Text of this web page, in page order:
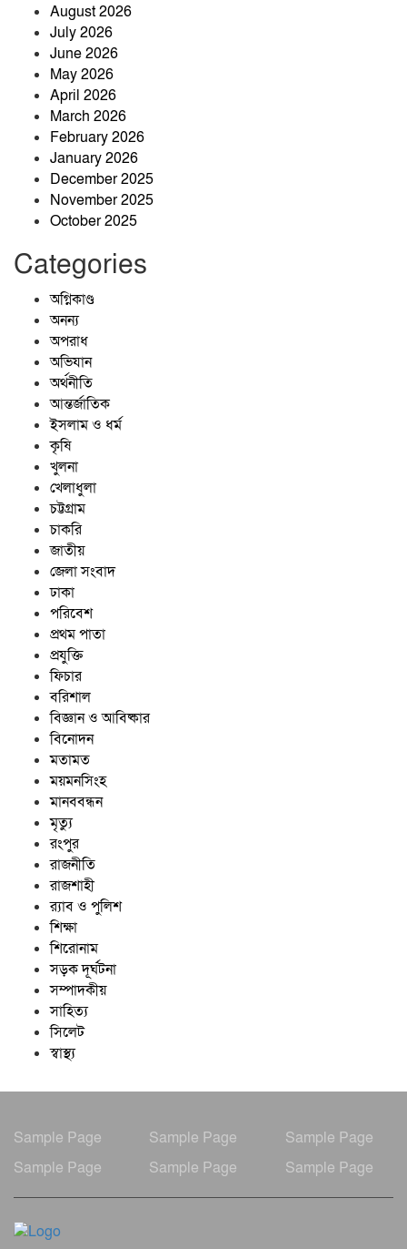
August 2026
July 2026
June 2026
May 2026
April 2026
March 2026
February 2026
January 2026
December 2025
November 2025
October 2025
Categories
অগ্নিকাণ্ড
অনন্য
অপরাধ
অভিযান
অর্থনীতি
আন্তর্জাতিক
ইসলাম ও ধর্ম
কৃষি
খুলনা
খেলাধুলা
চট্টগ্রাম
চাকরি
জাতীয়
জেলা সংবাদ
ঢাকা
পরিবেশ
প্রথম পাতা
প্রযুক্তি
ফিচার
বরিশাল
বিজ্ঞান ও আবিষ্কার
বিনোদন
মতামত
ময়মনসিংহ
মানববন্ধন
মৃত্যু
রংপুর
রাজনীতি
রাজশাহী
র‍্যাব ও পুলিশ
শিক্ষা
শিরোনাম
সড়ক দূর্ঘটনা
সম্পাদকীয়
সাহিত্য
সিলেট
স্বাস্থ্য
Sample Page Sample Page
Sample Page
Sample Page
Sample Page Sample Page